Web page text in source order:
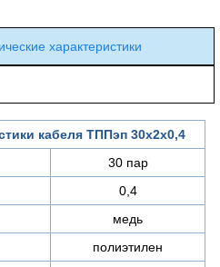
характеристики
кабеля ТППэп 30х2х0,4
30 пар
0,4
медь
полиэтилен